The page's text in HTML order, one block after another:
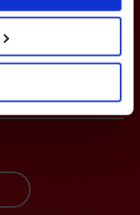
SKONTAKTUJEMY SIĘ